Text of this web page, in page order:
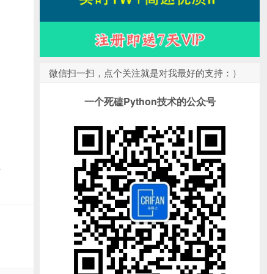
微信扫一扫，点个关注就是对我最好的支持：）
一个死磕Python技术的公众号